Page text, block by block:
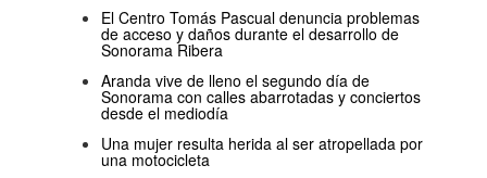
El Centro Tomás Pascual denuncia problemas
de acceso y daños durante el desarrollo de
Sonorama Ribera
Aranda vive de lleno el segundo día de
Sonorama con calles abarrotadas y conciertos
desde el mediodía
Una mujer resulta herida al ser atropellada por
una motocicleta